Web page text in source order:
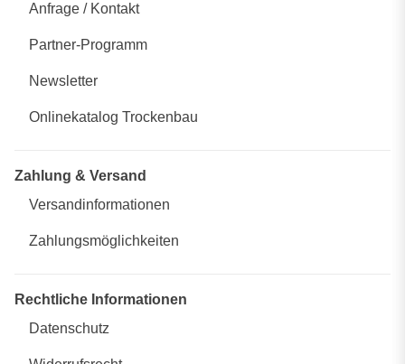
Anfrage / Kontakt
Partner-Programm
Newsletter
Onlinekatalog Trockenbau
Zahlung & Versand
Versandinformationen
Zahlungsmöglichkeiten
Rechtliche Informationen
Datenschutz